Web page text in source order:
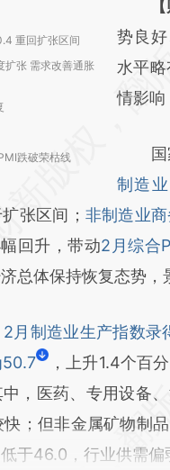
重回扩张区间
扩张 需求改善通胀
跌破荣枯线
请务
AI
新观
对和校
势良
水平
情影响
国家
制造
张区间； 非制造业
回升，带动2月综合
总体保持恢复态势，
2月制造业生产指数录
50.7
，上升1.4个百
，医药、专用设备
；但非金属矿物制
于46.0，行业供需偏